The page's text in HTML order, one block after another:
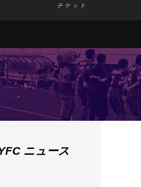
チケット
ニュース